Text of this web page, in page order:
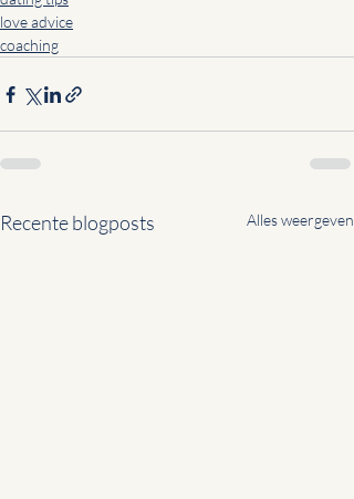
love advice
coaching
Recente blogposts Alles weergeven